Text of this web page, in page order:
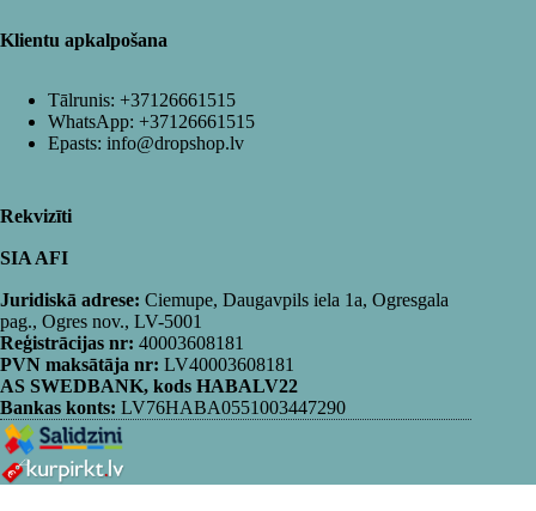
Klientu apkalpošana
Tālrunis: +37126661515
WhatsApp: +37126661515
Epasts: info@dropshop.lv
Rekvizīti
SIA AFI
Juridiskā adrese: Ciemupe, Daugavpils iela 1a, Ogresgala
pag., Ogres nov., LV-5001
Reģistrācijas nr: 40003608181
PVN maksātāja nr: LV40003608181
AS SWEDBANK, kods HABALV22
Bankas konts: LV76HABA0551003447290